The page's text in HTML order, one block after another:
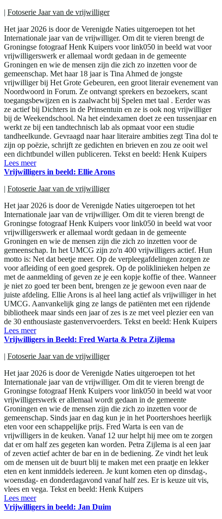
| Fotoserie Jaar van de vrijwilliger
Het jaar 2026 is door de Verenigde Naties uitgeroepen tot het
Internationale jaar van de vrijwilliger. Om dit te vieren brengt de
Groningse fotograaf Henk Kuipers voor link050 in beeld wat voor
vrijwilligerswerk er allemaal wordt gedaan in de gemeente
Groningen en wie de mensen zijn die zich zo inzetten voor de
gemeenschap. Met haar 18 jaar is Tina Ahmed de jongste
vrijwilliger bij Het Grote Gebeuren, een groot literair evenement van
Noordwoord in Forum. Ze ontvangt sprekers en bezoekers, scant
toegangsbewijzen en is zaalwacht bij Spelen met taal . Eerder was
ze actief bij Dichters in de Prinsentuin en ze is ook nog vrijwilliger
bij de Weekendschool. Na het eindexamen doet ze een tussenjaar en
werkt ze bij een tandtechnisch lab als opmaat voor een studie
tandheelkunde. Gevraagd naar haar literaire ambities zegt Tina dol te
zijn op poëzie, schrijft ze gedichten en brieven en zou ze ooit wel
een dichtbundel willen publiceren. Tekst en beeld: Henk Kuipers
Lees meer
Vrijwilligers in beeld: Ellie Arons
| Fotoserie Jaar van de vrijwilliger
Het jaar 2026 is door de Verenigde Naties uitgeroepen tot het
Internationale jaar van de vrijwilliger. Om dit te vieren brengt de
Groningse fotograaf Henk Kuipers voor link050 in beeld wat voor
vrijwilligerswerk er allemaal wordt gedaan in de gemeente
Groningen en wie de mensen zijn die zich zo inzetten voor de
gemeenschap. In het UMCG zijn zo'n 400 vrijwilligers actief. Hun
motto is: Net dat beetje meer. Op de verpleegafdelingen zorgen ze
voor afleiding of een goed gesprek. Op de poliklinieken helpen ze
met de aanmelding of geven ze je een kopje koffie of thee. Wanneer
je niet zo goed ter been bent, brengen ze je gewoon even naar de
juiste afdeling. Ellie Arons is al heel lang actief als vrijwilliger in het
UMCG. Aanvankelijk ging ze langs de patiënten met een rijdende
bibliotheek maar sinds een jaar of zes is ze met veel plezier een van
de 30 enthousiaste gastenvervoerders. Tekst en beeld: Henk Kuipers
Lees meer
Vrijwilligers in Beeld: Fred Warta & Petra Zijlema
| Fotoserie Jaar van de vrijwilliger
Het jaar 2026 is door de Verenigde Naties uitgeroepen tot het
Internationale jaar van de vrijwilliger. Om dit te vieren brengt de
Groningse fotograaf Henk Kuipers voor link050 in beeld wat voor
vrijwilligerswerk er allemaal wordt gedaan in de gemeente
Groningen en wie de mensen zijn die zich zo inzetten voor de
gemeenschap. Sinds jaar en dag kun je in het Poortershoes heerlijk
eten voor een schappelijke prijs. Fred Warta is een van de
vrijwilligers in de keuken. Vanaf 12 uur helpt hij mee om te zorgen
dat er om half zes gegeten kan worden. Petra Zijlema is al een jaar
of zeven actief achter de bar en in de bediening. Ze vindt het leuk
om de mensen uit de buurt blij te maken met een praatje en lekker
eten en kent inmiddels iedereen. Je kunt komen eten op dinsdag-,
woensdag- en donderdagavond vanaf half zes. Er is keuze uit vis,
vlees en vega. Tekst en beeld: Henk Kuipers
Lees meer
Vrijwilligers in beeld: Jan Duim